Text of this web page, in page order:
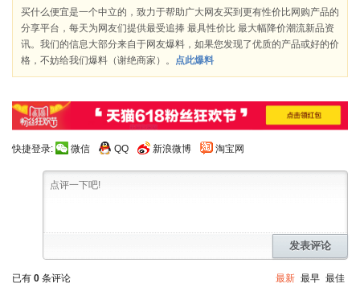
买什么便宜是一个中立的，致力于帮助广大网友买到更有性价比网购产品的
分享平台，每天为网友们提供最受追捧 最具性价比 最大幅降价潮流新品资
讯。我们的信息大部分来自于网友爆料，如果您发现了优质的产品或好的价
格，不妨给我们爆料（谢绝商家）。 点此爆料
快捷登录: 微信 QQ 新浪微博 淘宝网
发表评论
已有 0 条评论 最新 最早 最佳